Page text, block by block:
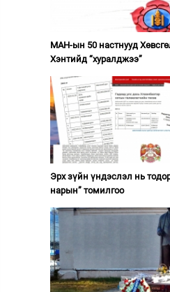
МАН-ын 50 настнууд
Хэнтийд “хуралджээ”
Эрх зүйн үндэслэл нь
нарын” томилгоо